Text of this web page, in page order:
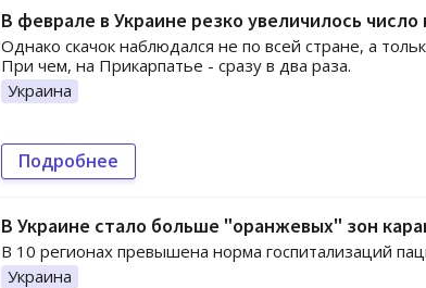
В феврале в Украине резко увеличилось число
Однако скачок наблюдался не по всей стране, а
При чем, на Прикарпатье - сразу в два раза.
Украина
Подробнее
В Украине стало больше "оранжевых" зон
В 10 регионах превышена норма госпитализаций
Украина